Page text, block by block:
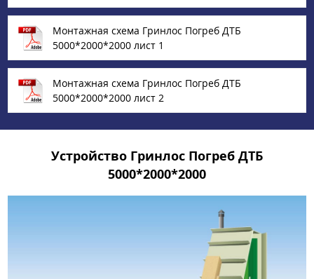
Монтажная схема Гринлос Погреб ДТБ
5000*2000*2000 лист 1
Монтажная схема Гринлос Погреб ДТБ
5000*2000*2000 лист 2
Устройство Гринлос Погреб ДТБ
5000*2000*2000